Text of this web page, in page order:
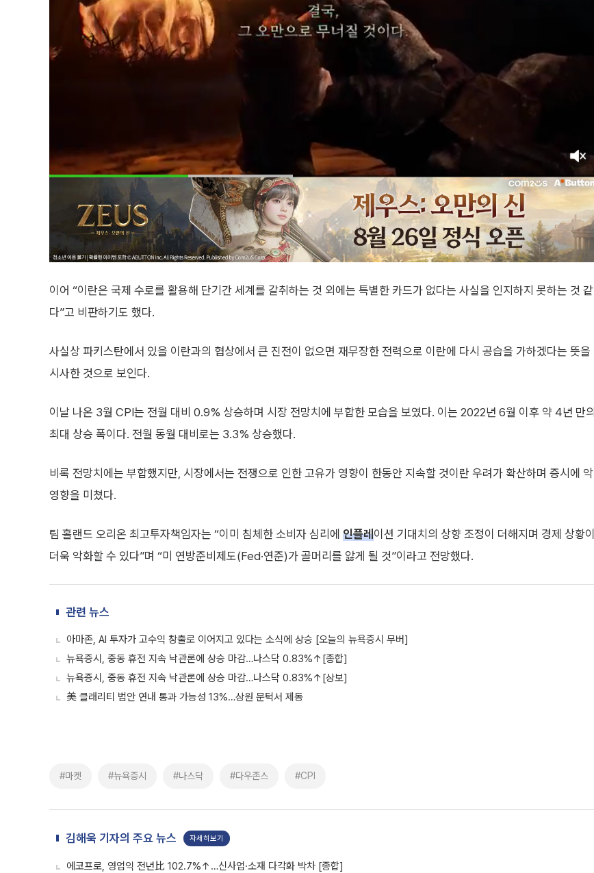
이어 “이란은 국제 수로를 활용해 단기간 세계를 갈취하는 것 외에는 특별한 카드가 없다는 사실을 인지하지 못하는 것 같
다”고 비판하기도 했다.
사실상 파키스탄에서 있을 이란과의 협상에서 큰 진전이 없으면 재무장한 전력으로 이란에 다시 공습을 가하겠다는 뜻을
시사한 것으로 보인다.
이날 나온 3월 CPI는 전월 대비 0.9% 상승하며 시장 전망치에 부합한 모습을 보였다. 이는 2022년 6월 이후 약 4년 만의
최대 상승 폭이다. 전월 동월 대비로는 3.3% 상승했다.
비록 전망치에는 부합했지만, 시장에서는 전쟁으로 인한 고유가 영향이 한동안 지속할 것이란 우려가 확산하며 증시에 악
영향을 미쳤다.
팀 홀랜드 오리온 최고투자책임자는 “이미 침체한 소비자 심리에 인플레이션 기대치의 상향 조정이 더해지며 경제 상황이
더욱 악화할 수 있다”며 “미 연방준비제도(Fed·연준)가 골머리를 앓게 될 것”이라고 전망했다.
관련 뉴스
아마존, AI 투자가 고수익 창출로 이어지고 있다는 소식에 상승 [오늘의 뉴욕증시 무버]
뉴욕증시, 중동 휴전 지속 낙관론에 상승 마감…나스닥 0.83%↑[종합]
뉴욕증시, 중동 휴전 지속 낙관론에 상승 마감…나스닥 0.83%↑[상보]
美 클래리티 법안 연내 통과 가능성 13%…상원 문턱서 제동
#마켓 #뉴욕증시 #나스닥 #다우존스 #CPI
김해욱 기자의 주요 뉴스 자세히보기
에코프로, 영업익 전년比 102.7%↑…신사업·소재 다각화 박차 [종합]